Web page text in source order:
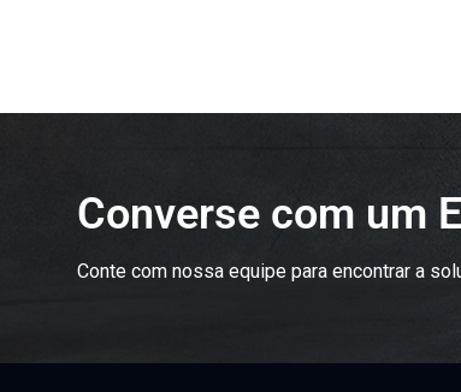
Converse com um
Conte com nossa equipe para encontrar a